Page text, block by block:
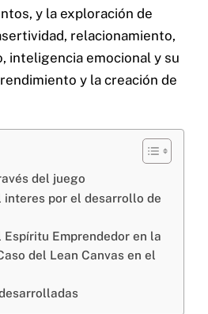
y la exploración de
relacionamiento,
inteligencia emocional y su
y la creación de
del juego
interes por el desarrollo de
Espíritu Emprendedor en la
del Lean Canvas en el
Nosotros
NIT 901563545
Cra 18 No 8 – 30
– Huila – Colombia